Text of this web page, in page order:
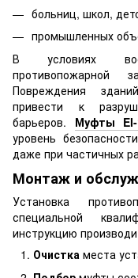
больниц, школ,
промышленных
В условиях
противопожарной
Повреждения
привести к
барьеров. Муфты EI-
уровень
даже при частичных
Монтаж и
Установка
специальной
инструкцию
Очистка места